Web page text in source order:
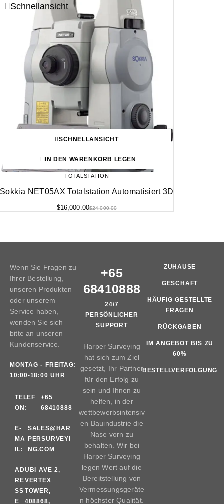
Schnellansicht
SCHNELLANSICHT
IN DEN WARENKORB LEGEN
TOTALSTATION
Sokkia NET05AX Totalstation Automatisiert 3D
$24,000.00
$16,000.00
Wenn Sie Fragen zu
Ihrer Bestellung,
unseren Produkten
oder unserem
Service haben,
wenden Sie sich
bitte an unseren
Kundenservice.
MONTAG - FREITAG:
10:00-18:00 UHR
TELEF
ON:
+65
68410888
E-
MA
IL:
SALES@HAR
PERSURVEYI
NG.COM
AD
RE
SS
E
UBI AVE 2,
VERTEX
TOWER,
408868,
+65
68410888
24/7
PERSÖNLICHER
SUPPORT
Harper Surveying
hat sich zum Ziel
gesetzt, Ihr Partner
für den Erfolg zu
sein und Ihnen zu
helfen, in der
wettbewerbsintensiv
en Bauindustrie die
Nase vorn zu
behalten. Wir bei
Harper Surveying
legen Wert auf die
Bereitstellung von
Vermessungsgeräte
n höchster Qualität.
ZUHAUSE
GESCHÄFT
HÄUFIG GESTELLTE
FRAGEN
RÜCKGABEN
IM ANGEBOT BIS ZU
60%
BESTELLVERFOLGUNG